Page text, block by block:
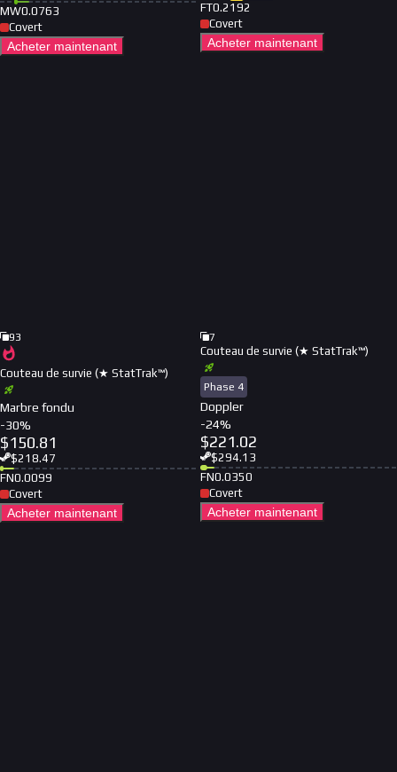
MW0.0763
Covert
Acheter maintenant
FT0.2192
Covert
Acheter maintenant
93
Couteau de survie (★ StatTrak™)
Marbre fondu
-30%
$150.81
$218.47
FN0.0099
Covert
Acheter maintenant
7
Couteau de survie (★ StatTrak™)
Phase 4
Doppler
-24%
$221.02
$294.13
FN0.0350
Covert
Acheter maintenant